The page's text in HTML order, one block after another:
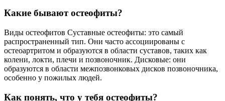
Какие бывают остеофиты?
Виды остеофитов Суставные остеофиты: это самый
распространенный тип. Они часто ассоциированы с
остеоартритом и образуются в области суставов, таких как
колени, локти, плечи и позвоночник. Дисковые: они
образуются в области межпозвонковых дисков позвоночника,
особенно у пожилых людей.
Как понять, что у тебя остеофиты?